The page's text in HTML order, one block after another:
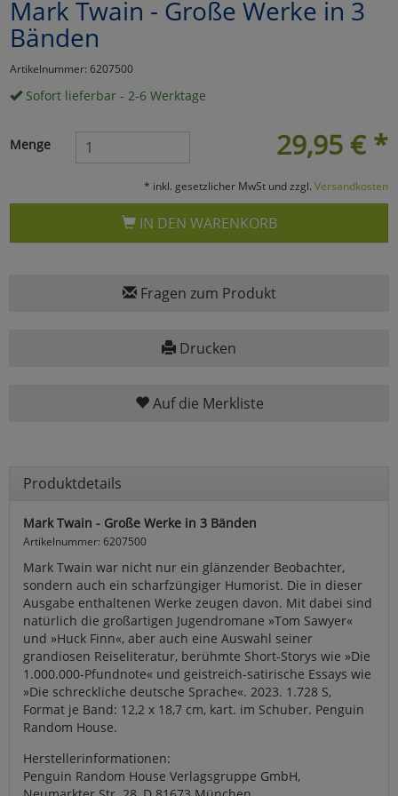
Mark Twain - Große Werke in 3
Bänden
Artikelnummer: 6207500
Sofort lieferbar - 2-6 Werktage
29,95 € *
Menge
* inkl. gesetzlicher MwSt und zzgl. Versandkosten
IN DEN WARENKORB
Fragen zum Produkt
Drucken
Auf die Merkliste
Produktdetails
Mark Twain - Große Werke in 3 Bänden
Artikelnummer: 6207500
Mark Twain war nicht nur ein glänzender Beobachter,
sondern auch ein scharfzüngiger Humorist. Die in dieser
Ausgabe enthaltenen Werke zeugen davon. Mit dabei sind
natürlich die großartigen Jugendromane »Tom Sawyer«
und »Huck Finn«, aber auch eine Auswahl seiner
grandiosen Reiseliteratur, berühmte Short-Storys wie »Die
1.000.000-Pfundnote« und geistreich-satirische Essays wie
»Die schreckliche deutsche Sprache«. 2023. 1.728 S,
Format je Band: 12,2 x 18,7 cm, kart. im Schuber. Penguin
Random House.
Herstellerinformationen:
Penguin Random House Verlagsgruppe GmbH,
Marketing
Cookies
Einstellungen speichern
zurückzu Haupptseite